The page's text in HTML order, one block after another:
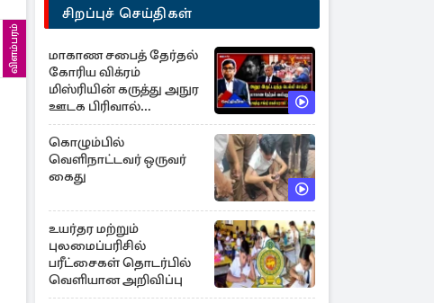
விளம்பரம்
சிறப்புச் செய்திகள்
மாகாண சபைத் தேர்தல்
கோரிய விக்ரம்
மிஸ்ரியின் கருத்து அநுர
ஊடக பிரிவால்
அமுக்கப்பட்டது ஏன்...!
கொழும்பில்
வெளிநாட்டவர் ஒருவர்
கைது
உயர்தர மற்றும்
புலமைப்பரிசில்
பரீட்சைகள் தொடர்பில்
வெளியான அறிவிப்பு